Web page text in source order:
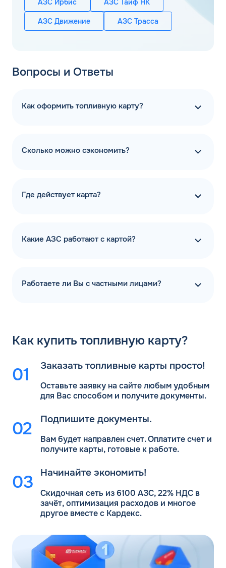
АЗС Ирбис АЗС Таиф НК
АЗС Движение АЗС Трасса
Вопросы и Ответы
Как оформить топливную карту?
Сколько можно сэкономить?
Где действует карта?
Какие АЗС работают с картой?
Работаете ли Вы с частными лицами?
Как купить топливную карту?
Заказать топливные карты просто!
Оставьте заявку на сайте любым удобным
для Васспособом и получите документы.
Подпишите документы.
Вам будет направлен счет. Оплатите счет и
получите карты, готовые к работе.
Начинайте экономить!
Скидочная сеть из 6100 АЗС, 22% НДС в
зачёт, оптимизация расходов и многое
другое вместе с Кардекс.